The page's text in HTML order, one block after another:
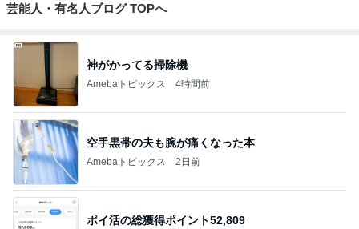
芸能人・有名人ブログ TOPへ
神がかってる掃除機
Amebaトピックス 4時間前
空手黒帯の夫も腕が痛くなった本
Amebaトピックス 2日前
ポイ活の総獲得ポイント52,809